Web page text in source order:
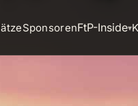
SponsorenFtP-Inside▾